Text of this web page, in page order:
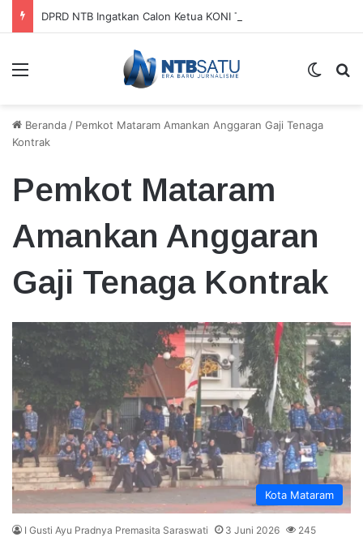
Menu
Beranda / Pemkot Mataram Amankan Anggaran Gaji Tenaga
Kontrak
Pemkot Mataram
Amankan Anggaran
Gaji Tenaga Kontrak
Kota Mataram
I Gusti Ayu Pradnya Premasita Saraswati 3 Juni 2026 245